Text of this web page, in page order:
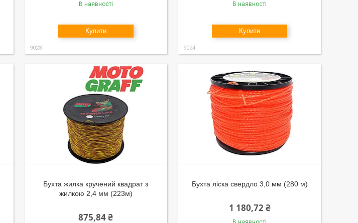
В наявності
Купити
9023
В наявності
Купити
9024
Бухта жилка кручений квадрат з
жилкою 2,4 мм (223м)
875,84 ₴
Бухта ліска свердло 3,0 мм (280 м)
1 180,72 ₴